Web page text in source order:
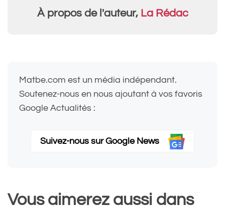
À propos de l'auteur, La Rédac
Matbe.com est un média indépendant.
Soutenez-nous en nous ajoutant à vos favoris
Google Actualités :
Suivez-nous sur Google News
Vous aimerez aussi dans